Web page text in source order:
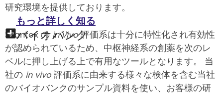
研究環境を提供しております。
もっと詳しく知る
バイオバンク
Scantox のin vivo評価系は十分に特性化され有効性
が認められているため、中枢神経系の創薬を次のレ
ベルに押し上げる上で有用なツールとなります。 当
社の in vivo 評価系に由来する様々な検体を含む当社
のバイオバンクのサンプル資料を使い、お客様の研